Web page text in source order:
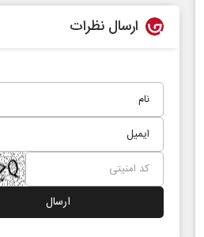
ارسال نظرات
صفحات نخست‌روزنامه‌ها‌ی‌چهارشنبه‌۷‌مردادماه